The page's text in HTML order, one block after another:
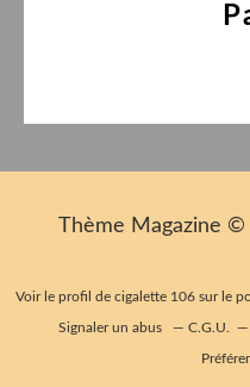
Thème Magazine
Voir le profil de cigalette 106sur le
Signaler un abus C.G.U.